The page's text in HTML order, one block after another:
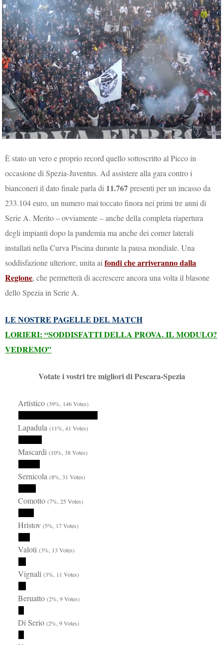
È stato un vero e proprio record quello sottoscritto al Picco in
occasione di Spezia-Juventus. Ad assistere alla gara contro i
bianconeri il dato finale parla di 11.767presenti per un incasso da
233.104 euro, un numero mai toccato finora nei primi tre anni di
Serie A. Merito – ovviamente – anche della completa riapertura
degli impianti dopo la pandemia ma anche dei corner laterali
installati nella Curva Piscina durante la pausa mondiale. Una
soddisfazione ulteriore, unita aifondi che arriveranno dalla
Regione, che permetterà di accrescere ancora una volta il blasone
dello Spezia in Serie A.
LE NOSTRE PAGELLE DEL MATCH
LORIERI: “SODDISFATTI DELLA PROVA. IL MODULO?
VEDREMO”
Votate i vostri tre migliori di Pescara-Spezia
Artistico(39%, 146 Votes)
Lapadula(11%, 41 Votes)
Mascardi(10%, 38 Votes)
Sernicola(8%, 31 Votes)
Comotto(7%, 25 Votes)
Hristov(5%, 17 Votes)
Valoti(3%, 13 Votes)
Vignali(3%, 11 Votes)
Beruatto(2%, 9 Votes)
Di Serio(2%, 9 Votes)